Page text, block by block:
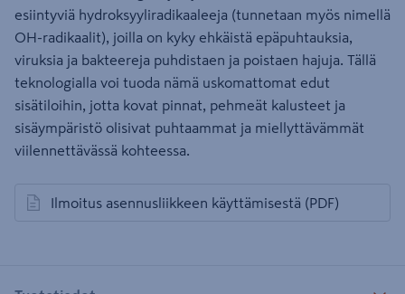
esiintyviä hydroksyyliradikaaleeja (tunnetaan myös nimellä
OH-radikaalit), joilla on kyky ehkäistä epäpuhtauksia,
viruksia ja bakteereja puhdistaen ja poistaen hajuja. Tällä
teknologialla voi tuoda nämä uskomattomat edut
sisätiloihin, jotta kovat pinnat, pehmeät kalusteet ja
sisäympäristö olisivat puhtaammat ja miellyttävämmät
viilennettävässä kohteessa.
Ilmoitus asennusliikkeen käyttämisestä (PDF)
avautuu uuteen välilehteen